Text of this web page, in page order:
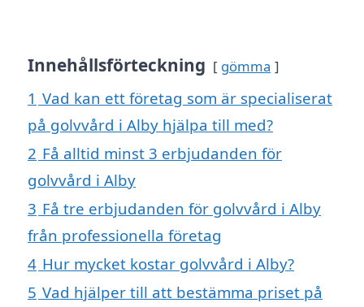
Innehållsförteckning gömma
1 Vad kan ett företag som är specialiserat
på golvvård i Alby hjälpa till med?
2 Få alltid minst 3 erbjudanden för
golvvård i Alby
3 Få tre erbjudanden för golvvård i Alby
från professionella företag
4 Hur mycket kostar golvvård i Alby?
5 Vad hjälper till att bestämma priset på